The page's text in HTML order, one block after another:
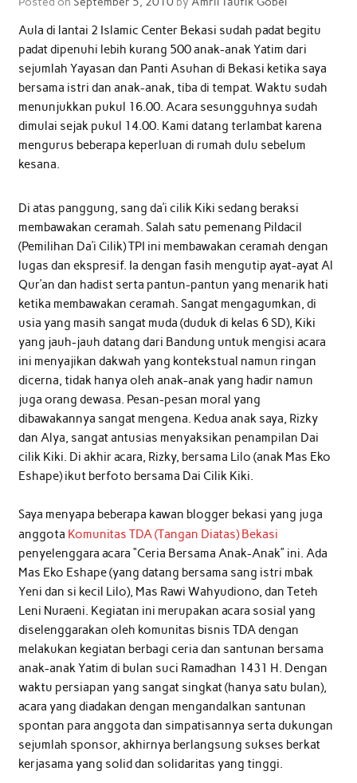
Aula di lantai 2 Islamic Center Bekasi sudah padat begitu
padat dipenuhi lebih kurang 500 anak-anak Yatim dari
sejumlah Yayasan dan Panti Asuhan di Bekasi ketika saya
bersama istri dan anak-anak, tiba di tempat. Waktu sudah
menunjukkan pukul 16.00. Acara sesungguhnya sudah
dimulai sejak pukul 14.00. Kami datang terlambat karena
mengurus beberapa keperluan di rumah dulu sebelum
kesana.
Di atas panggung, sang da’i cilik Kiki sedang beraksi
membawakan ceramah. Salah satu pemenang Pildacil
(Pemilihan Da’i Cilik) TPI ini membawakan ceramah dengan
lugas dan ekspresif. Ia dengan fasih mengutip ayat-ayat Al
Qur’an dan hadist serta pantun-pantun yang menarik hati
ketika membawakan ceramah. Sangat mengagumkan, di
usia yang masih sangat muda (duduk di kelas 6 SD), Kiki
yang jauh-jauh datang dari Bandung untuk mengisi acara
ini menyajikan dakwah yang kontekstual namun ringan
dicerna, tidak hanya oleh anak-anak yang hadir namun
juga orang dewasa. Pesan-pesan moral yang
dibawakannya sangat mengena. Kedua anak saya, Rizky
dan Alya, sangat antusias menyaksikan penampilan Dai
cilik Kiki. Di akhir acara, Rizky, bersama Lilo (anak Mas Eko
Eshape) ikut berfoto bersama Dai Cilik Kiki.
Saya menyapa beberapa kawan blogger bekasi yang juga
anggota Komunitas TDA (Tangan Diatas) Bekasi
penyelenggara acara “Ceria Bersama Anak-Anak” ini. Ada
Mas Eko Eshape (yang datang bersama sang istri mbak
Yeni dan si kecil Lilo), Mas Rawi Wahyudiono, dan Teteh
Leni Nuraeni. Kegiatan ini merupakan acara sosial yang
diselenggarakan oleh komunitas bisnis TDA dengan
melakukan kegiatan berbagi ceria dan santunan bersama
anak-anak Yatim di bulan suci Ramadhan 1431 H. Dengan
waktu persiapan yang sangat singkat (hanya satu bulan),
acara yang diadakan dengan mengandalkan santunan
spontan para anggota dan simpatisannya serta dukungan
sejumlah sponsor, akhirnya berlangsung sukses berkat
kerjasama yang solid dan solidaritas yang tinggi.